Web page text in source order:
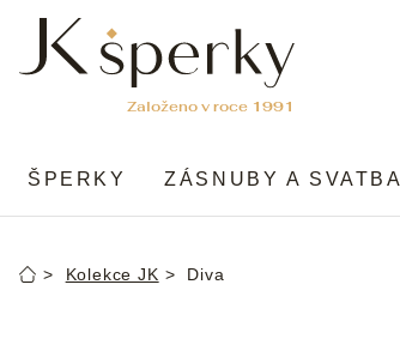
obsah
ŠPERKY ZÁSNUBY A SVATBA
DomůKolekce JK Diva